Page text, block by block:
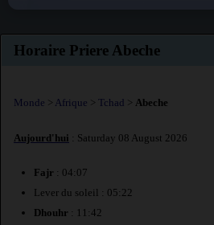
Horaire Priere Abeche
Monde > Afrique > Tchad > Abeche
Aujourd'hui : Saturday 08 August 2026
Fajr : 04:07
Lever du soleil : 05:22
Dhouhr : 11:42